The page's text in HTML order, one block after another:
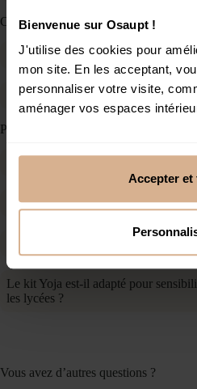
Bienvenue sur Osaupt !
J'utilise des cookies pour
mon site. En les acceptant,
personnaliser votre visite,
aménager vos espaces
Accepter et
Comparaisons et différenciations
Quelle différence entre le kit Yoja et
Pourquoi choisir le kit Yoja plutôt
Pour les professionnels
Le kit Yoja est-il adapté pour
Les étudiants en architecture
Le kit Yoja est-il adapté pour
les lycées ?
Vous avez d’autres questions ?